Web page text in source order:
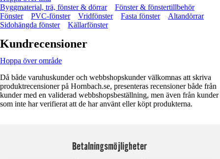
Byggmaterial, trä, fönster & dörrar
Fönster & fönstertillbehör
Fönster
PVC-fönster Vridfönster Fasta fönster
Altandörrar
Sidohängda fönster
Källarfönster
Kundrecensioner
Hoppa över område
Då både varuhuskunder och webbshopskunder välkomnas att skriva
produktrecensioner på Hornbach.se, presenteras recensioner både från
kunder med en validerad webbshopsbeställning, men även från kunder
som inte har verifierat att de har använt eller köpt produkterna.
Betalningsmöjligheter